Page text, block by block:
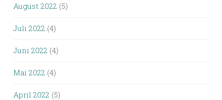
August 2022 (5)
Juli 2022 (4)
Juni 2022 (4)
Mai 2022 (4)
April 2022 (5)